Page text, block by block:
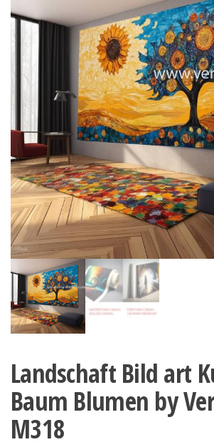
Landschaft Bild art
Baum Blumen by
M318